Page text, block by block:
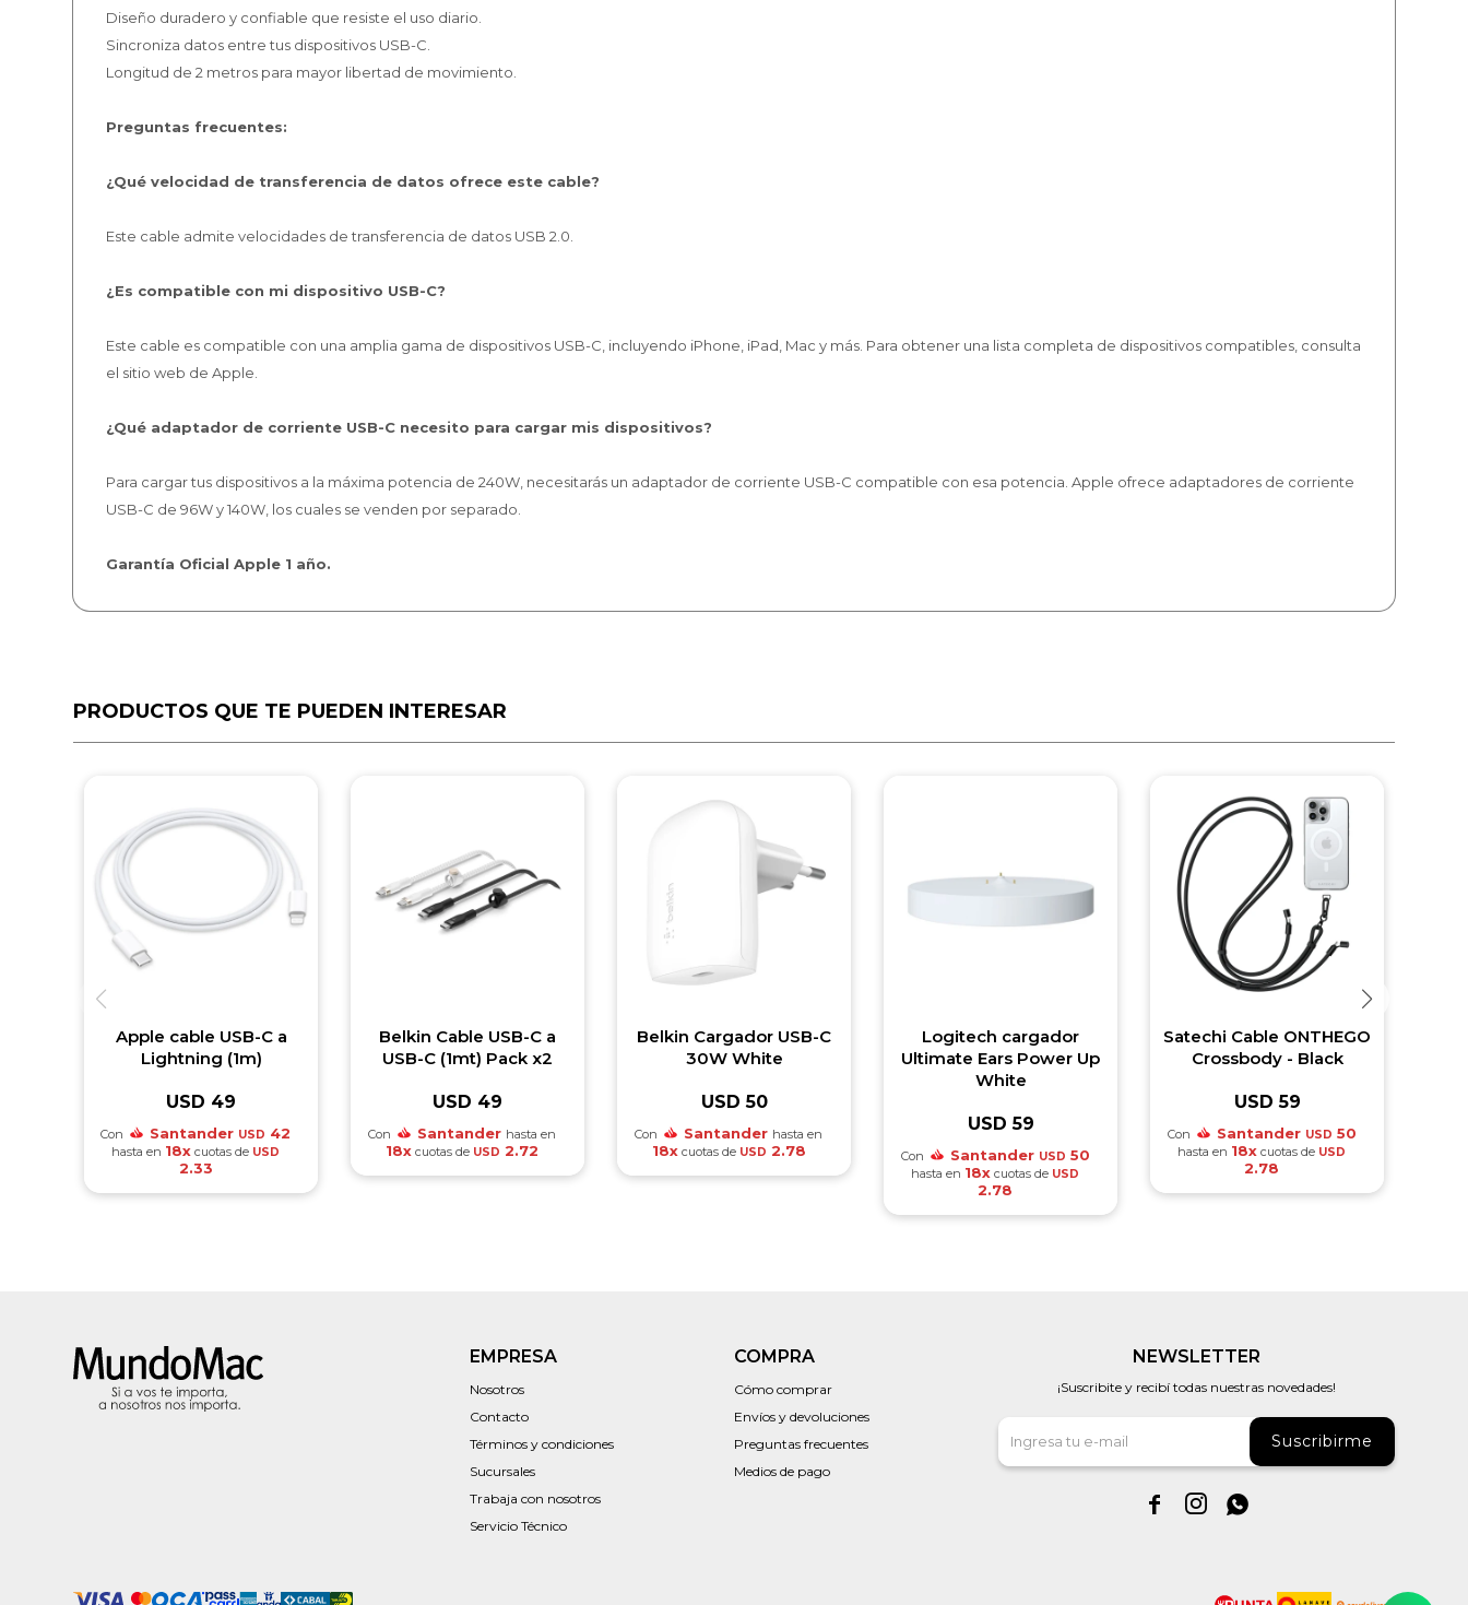
Diseño duradero y confiable que resiste el uso diario.
Sincroniza datos entre tus dispositivos USB-C.
Longitud de 2 metros para mayor libertad de movimiento.
Preguntas frecuentes:
¿Qué velocidad de transferencia de datos ofrece este cable?
Este cable admite velocidades de transferencia de datos USB 2.0.
¿Es compatible con mi dispositivo USB-C?
Este cable es compatible con una amplia gama de dispositivos USB-C, incluyendo iPhone, iPad, Mac y más. Para obtener una lista completa de dispositivos compatibles, consulta
el sitio web de Apple.
¿Qué adaptador de corriente USB-C necesito para cargar mis dispositivos?
Para cargar tus dispositivos a la máxima potencia de 240W, necesitarás un adaptador de corriente USB-C compatible con esa potencia. Apple ofrece adaptadores de corriente
USB-C de 96W y 140W, los cuales se venden por separado.
Garantía Oficial Apple 1 año.
PRODUCTOS QUE TE PUEDEN INTERESAR
Apple cable USB-C a
Lightning (1m)
USD 49
Con Santander USD 42
hasta en 18x cuotas de USD
2.33
Belkin Cable USB-C a
USB-C (1mt) Pack x2
USD 49
Con Santander hasta en
18x cuotas de USD 2.72
Belkin Cargador USB-C
30W White
USD 50
Con Santander hasta en
18xcuotas de USD 2.78
Logitech cargador
Ultimate Ears Power Up
White
USD 59
Con Santander USD 50
hasta en 18x cuotas de USD
2.78
Satechi Cable ONTHEGO
Crossbody - Black
USD 59
Con Santander USD 50
hasta en 18x cuotas de USD
2.78
EMPRESA
Nosotros
Contacto
Términos y condiciones
Sucursales
Trabaja con nosotros
Servicio Técnico
COMPRA
Cómo comprar
Envíos y devoluciones
Preguntas frecuentes
Medios de pago
NEWSLETTER
¡Suscribite y recibí todas nuestras novedades!
Suscribirme
  